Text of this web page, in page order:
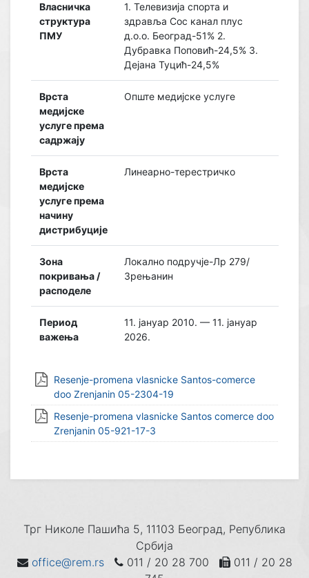
Власничка
структура
ПМУ
1. Телевизија спорта и
здравља Сос канал плус
д.о.о. Београд-51% 2.
Дубравка Поповић-24,5% 3.
Дејана Туцић-24,5%
Врста
медијске
услуге према
садржају
Опште медијске услуге
Врста
медијске
услуге према
начину
дистрибуције
Линеарно-терестричко
Зона
покривања /
расподеле
Локално подручје-Лр 279/
Зрењанин
Период
важења
11. јануар 2010. — 11. јануар
2026.
Resenje-promena vlasnicke Santos-comerce
doo Zrenjanin 05-2304-19
Resenje-promena vlasnicke Santos comerce doo
Zrenjanin 05-921-17-3
Трг Николе Пашића 5, 11103 Београд, Република
Србија
office@rem.rs
011 / 20 28 700
011 / 20 28